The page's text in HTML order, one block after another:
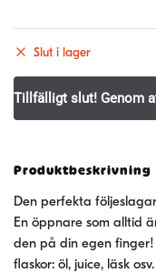
Slut i lager
Produktbeskrivning
Den perfekta
En öppnare som alltid
den på din egen
flaskor: öl, juice, läsk osv.